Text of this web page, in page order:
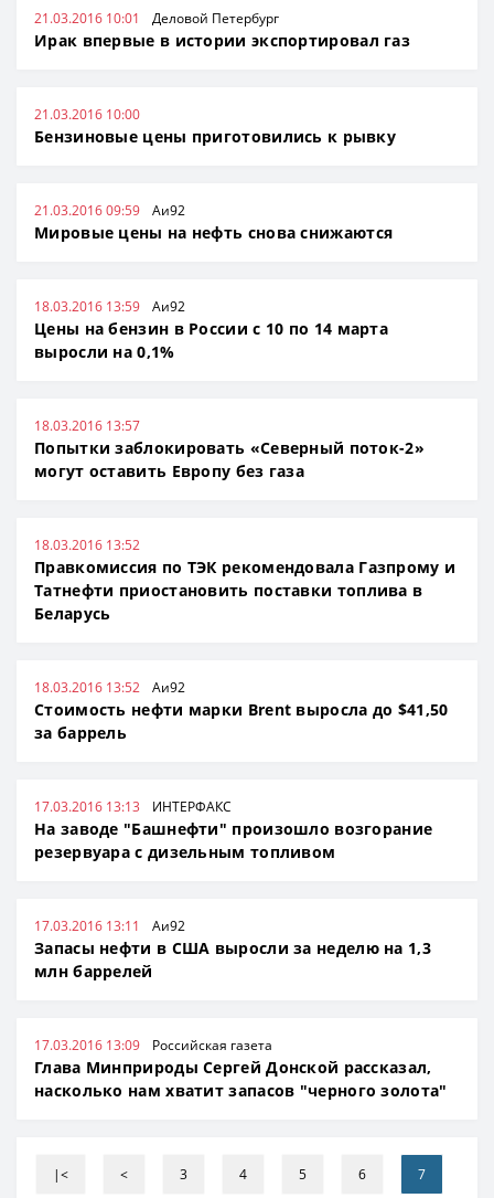
21.03.2016 10:01 Деловой Петербург
Ирак впервые в истории экспортировал газ
21.03.2016 10:00
Бензиновые цены приготовились к рывку
21.03.2016 09:59 Аи92
Мировые цены на нефть снова снижаются
18.03.2016 13:59 Аи92
Цены на бензин в России с 10 по 14 марта
выросли на 0,1%
18.03.2016 13:57
Попытки заблокировать «Северный поток-2»
могут оставить Европу без газа
18.03.2016 13:52
Правкомиссия по ТЭК рекомендовала Газпрому и
Татнефти приостановить поставки топлива в
Беларусь
18.03.2016 13:52 Аи92
Стоимость нефти марки Brent выросла до $41,50
за баррель
17.03.2016 13:13 ИНТЕРФАКС
На заводе "Башнефти" произошло возгорание
резервуара с дизельным топливом
17.03.2016 13:11 Аи92
Запасы нефти в США выросли за неделю на 1,3
млн баррелей
17.03.2016 13:09 Российская газета
Глава Минприроды Сергей Донской рассказал,
насколько нам хватит запасов "черного золота"
|< < 3 4 5 6 7